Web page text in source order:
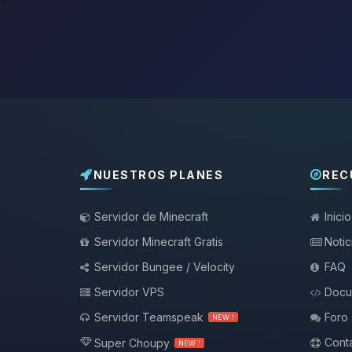
NUESTROS PLANES
Servidor de Minecraft
Servidor Minecraft Gratis
Servidor Bungee / Velocity
Servidor VPS
Servidor Teamspeak
NEW !
Super Choupy NEW !
Inicio
FAQ
Foro